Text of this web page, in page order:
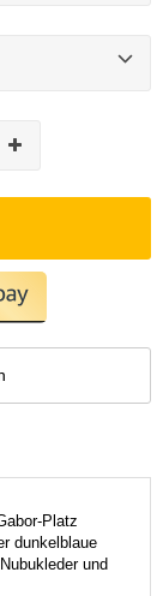
Platz
dunkelblaue
und